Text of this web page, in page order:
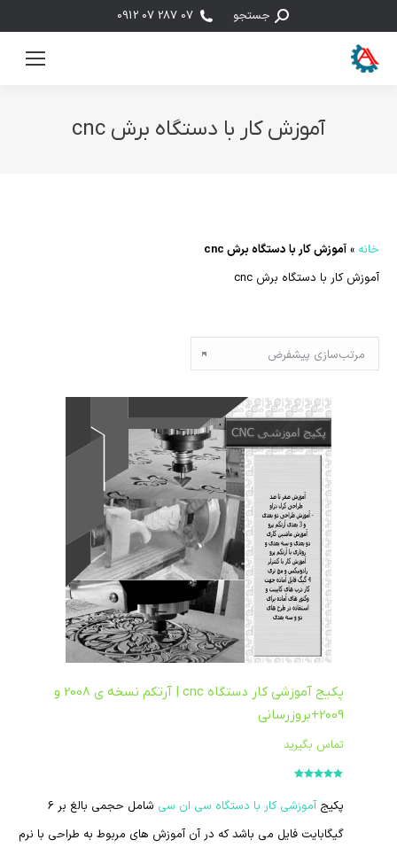
جستجو:جستجو 07 287 07 0912
آموزش کار با دستگاه برش cnc
خانه » آموزش کار با دستگاه برش cnc
آموزش کار با دستگاه برش cnc
پکیج آموزشی کار دستگاه cnc | آرتکم نسخه ی 2008 و
2009+بروزرسانی
تماس بگیرید
پکیج آموزشی کار با دستگاه سی ان سی
شامل حجمی بالغ بر 6
گیگابایت فایل می باشد که در آن آموزش های مربوط به طراحی با نرم